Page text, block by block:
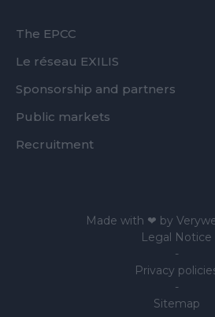
FOOTER
The EPCC
Le réseau EXILIS
Sponsorship and partners
Public markets
Recruitment
Made with ❤ by
Legal Notice
-
Privacy
-
Sitemap